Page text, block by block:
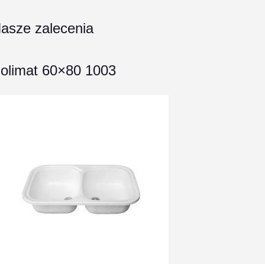
zalecenia
60×80 1003